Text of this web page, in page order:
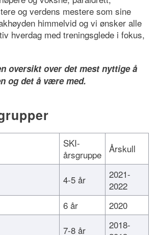
og verdens mestere som sine
himmelvid og vi ønsker alle
hverdag med treningsglede i fokus,
oversikt over det mest nyttige å
og det å være med.
SKI-
årsgruppe Årskull
4-5 år
2021-
2022
6 år
2020
7-8 år
2018-